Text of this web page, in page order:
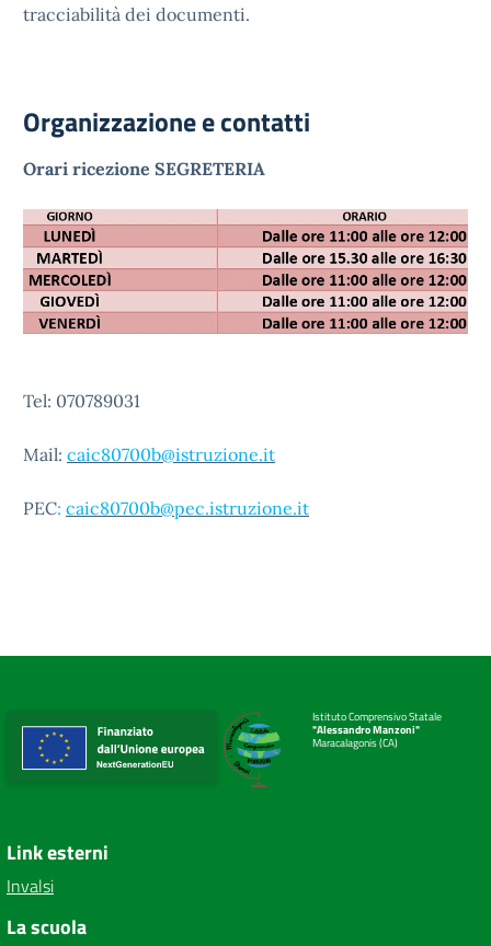
tracciabilità dei documenti.
Organizzazione e contatti
Orari ricezione SEGRETERIA
Tel: 070789031
Mail: caic80700b@istruzione.it
PEC: caic80700b@pec.istruzione.it
Istituto Comprensivo Statale
"Alessandro Manzoni"
Maracalagonis (CA)
Link esterni
Invalsi
La scuola